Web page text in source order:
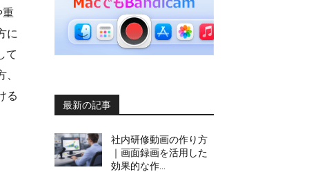
重
に
て
る
最新の記事
社内研修動画の作り方
｜画面録画を活用した
効果的な作...